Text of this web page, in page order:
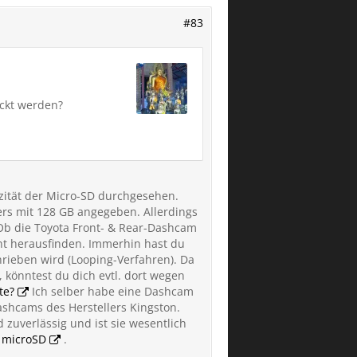
#83
werden?
der Micro-SD durchgesehen.
mit 128 GB angegeben. Allerdings
die Toyota Front- & Rear-Dashcam
herausfinden. Immerhin hast du
wird (Looping-Verfahren). Da
könntest du dich evtl. dort wegen
Ich selber habe eine Dashcam
des Herstellers Kingston.
und ist sie wesentlich
.